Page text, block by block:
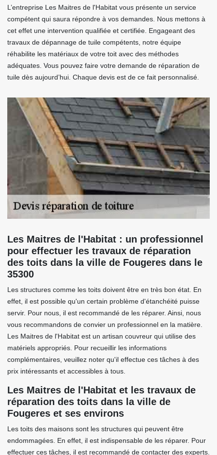
L’entreprise Les Maitres de l'Habitat vous présente un service
compétent qui saura répondre à vos demandes. Nous mettons à
cet effet une intervention qualifiée et certifiée. Engageant des
travaux de dépannage de tuile compétents, notre équipe
réhabilite les matériaux de votre toit avec des méthodes
adéquates. Vous pouvez faire votre demande de réparation de
tuile dès aujourd’hui. Chaque devis est de ce fait personnalisé.
Les Maitres de l'Habitat : un professionnel
pour effectuer les travaux de réparation
des toits dans la ville de Fougeres dans le
35300
Les structures comme les toits doivent être en très bon état. En
effet, il est possible qu'un certain problème d'étanchéité puisse
servir. Pour nous, il est recommandé de les réparer. Ainsi, nous
vous recommandons de convier un professionnel en la matière.
Les Maitres de l'Habitat est un artisan couvreur qui utilise des
matériels appropriés. Pour recueillir les informations
complémentaires, veuillez noter qu'il effectue ces tâches à des
prix intéressants et accessibles à tous.
Les Maitres de l'Habitat et les travaux de
réparation des toits dans la ville de
Fougeres et ses environs
Les toits des maisons sont les structures qui peuvent être
endommagées. En effet, il est indispensable de les réparer. Pour
effectuer ces tâches, il est recommandé de contacter des experts.